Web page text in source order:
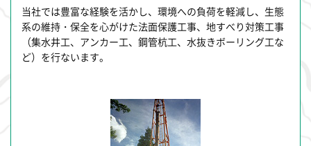
当社では豊富な経験を活かし、環境への負荷を軽減し、生態
系の維持・保全を心がけた法面保護工事、地すべり対策工事
（集水井工、アンカー工、鋼管杭工、水抜きボーリング工な
ど）を行ないます。